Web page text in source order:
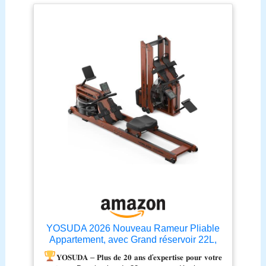
ressource certifiée et
durable. Une expérience
d'aviron authentique : sa
caractéristique distinctive
réside dans sa cuve à
eau, offrant une
résistance naturelle,
silencieuse et efficace, ce
qui rend les séances de
rameur sur le
WaterRower si uniques.
LED intégré ainsi que
l'application gratuite
WaterRower Connect,
offrent des programmes
d'entraînement variés et
YOSUDA 2026 Nouveau Rameur Pliable
Appartement, avec Grand réservoir 22L,
APP/Bluetooth, Ultra-Silencieux, Support
téléphone réglable, capacité Max.
𝐘𝐎𝐒𝐔𝐃𝐀 – 𝐏𝐥𝐮𝐬 𝐝𝐞 𝟐𝟎 𝐚𝐧𝐬 𝐝'𝐞𝐱𝐩𝐞𝐫𝐭𝐢𝐬𝐞 𝐩𝐨𝐮𝐫 𝐯𝐨𝐭𝐫𝐞